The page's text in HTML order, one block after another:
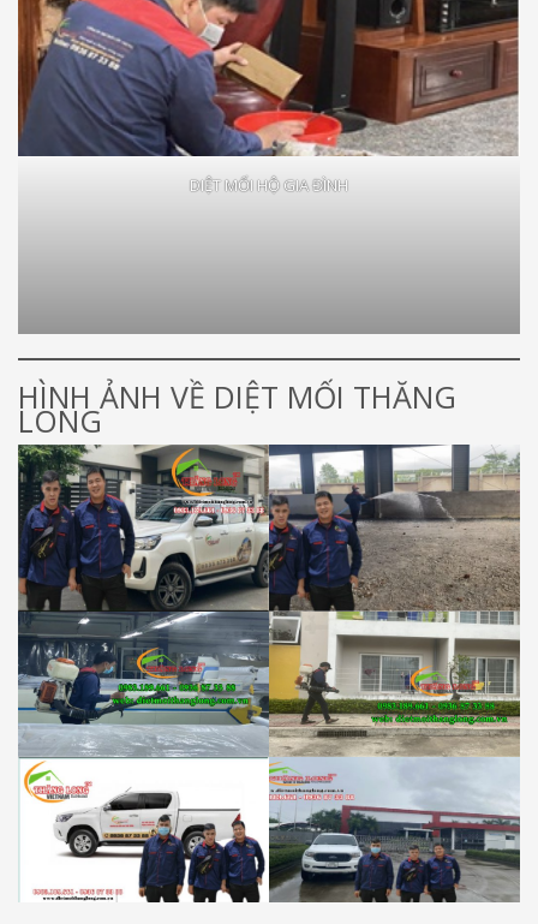
DIỆT MỐI HỘ GIA ĐÌNH
HÌNH ẢNH VỀ DIỆT MỐI THĂNG
LONG